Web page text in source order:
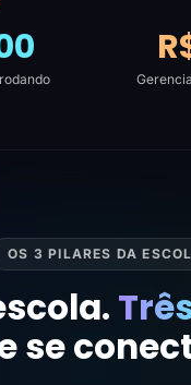
OS 3 PILARES DA
se